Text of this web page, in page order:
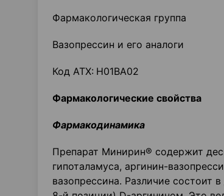
Фармакологическая группа
Вазопрессин и его аналоги
Код ATX: Н01ВА02
Фармакологические свойства
Фармакодинамика
Препарат Минирин® содержит
гипоталамуса, аргинин-
вазопрессина. Различие состоит